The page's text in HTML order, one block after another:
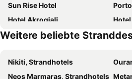
Sun Rise Hotel
Hotel Akrogiali
Pansion Thanos
Hotel
Hotel Filoxenia
Studios Garifalia
Villa
Weitere beliebte
Nikiti, Strandhotels
Neos Marmaras, Strandhotels